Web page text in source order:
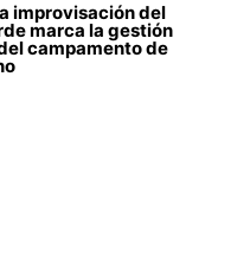
improvisación del
marca la gestión
campamento de